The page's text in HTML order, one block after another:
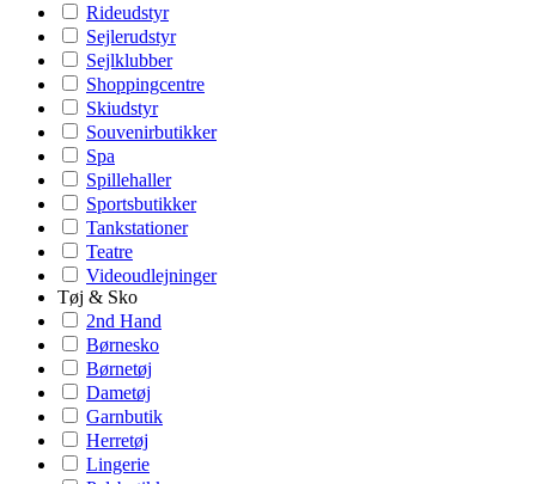
Rideudstyr
Sejlerudstyr
Sejlklubber
Shoppingcentre
Skiudstyr
Souvenirbutikker
Spa
Spillehaller
Sportsbutikker
Tankstationer
Teatre
Videoudlejninger
Tøj & Sko
2nd Hand
Børnesko
Børnetøj
Dametøj
Garnbutik
Herretøj
Lingerie